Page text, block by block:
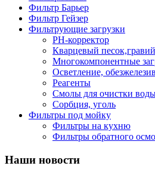
Фильтр Барьер
Фильтр Гейзер
Фильтрующие загрузки
PH-корректор
Кварцевый песок,гравий
Многокомпонентные
Осветление,
Реагенты
Смолы для очистки
Сорбция, уголь
Фильтры под мойку
Фильтры на кухню
Фильтры обратного
Наши новости